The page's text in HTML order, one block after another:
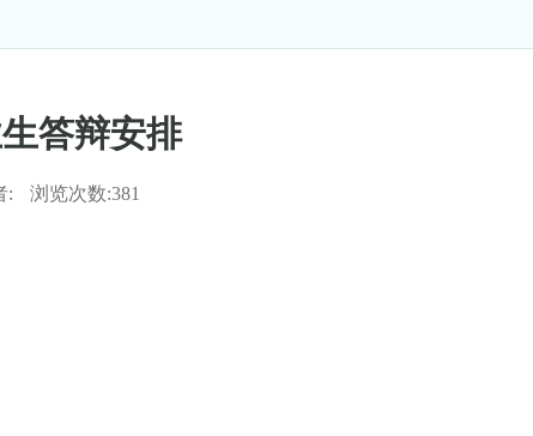
答辩安排
: 浏览次数:381